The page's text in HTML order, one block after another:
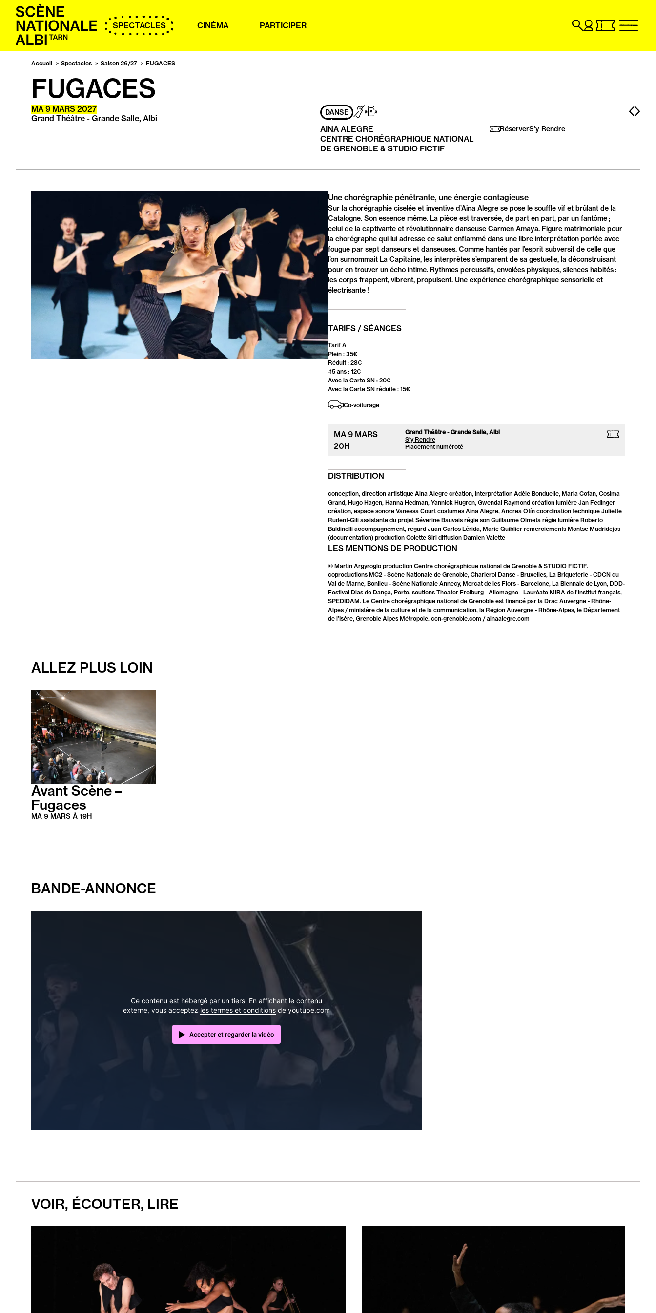
Accueil
SPECTACLES CINÉMA PARTICIPER Recherche
Compte
Billetteriemenu
Accueil Spectacles Saison 26/27 FUGACES
FUGACES
MA 9 MARS 2027
Grand Théâtre - Grande Salle, Albi
DANSE Adapté
aux
personnes
ayant
les
handicaps
:
Sourds
/
Malentendants
Subpac
AINA ALEGRE
CENTRE CHORÉGRAPHIQUE NATIONAL
DE GRENOBLE & STUDIO FICTIF
RéserverS'y Rendre
PRÉSENTATION
Une chorégraphie pénétrante, une énergie contagieuse
Sur la chorégraphie ciselée et inventive d’Aina Alegre se pose le souffle vif et brûlant de la
Catalogne. Son essence même. La pièce est traversée, de part en part, par un fantôme ;
celui de la captivante et révolutionnaire danseuse Carmen Amaya. Figure matrimoniale pour
la chorégraphe qui lui adresse ce salut enflammé dans une libre interprétation portée avec
fougue par sept danseurs et danseuses. Comme hantés par l’esprit subversif de celle que
l’on surnommait La Capitaine, les interprètes s’emparent de sa gestuelle, la déconstruisant
pour en trouver un écho intime. Rythmes percussifs, envolées physiques, silences habités :
les corps frappent, vibrent, propulsent. Une expérience chorégraphique sensorielle et
électrisante !
TARIFS / SÉANCES
Tarif A
Plein : 35€
Réduit : 28€
-15 ans : 12€
Avec la Carte SN : 20€
Avec la Carte SN réduite : 15€
Co-voiturage
MA 9 MARS
20H
Grand Théâtre - Grande Salle, Albi
S'y Rendre
Placement numéroté
DISTRIBUTION
conception, direction artistique Aina Alegre création, interprétation Adèle Bonduelle, Maria Cofan, Cosima
Grand, Hugo Hagen, Hanna Hedman, Yannick Hugron, Gwendal Raymond création lumière Jan Fedinger
création, espace sonore Vanessa Court costumes Aina Alegre, Andrea Otín coordination technique Juliette
Rudent-Gili assistante du projet Séverine Bauvais régie son Guillaume Olmeta régie lumière Roberto
Baldinelli accompagnement, regard Juan Carlos Lérida, Marie Quiblier remerciements Montse Madridejos
(documentation) production Colette Siri diffusion Damien Valette
LES MENTIONS DE PRODUCTION
© Martin Argyroglo production Centre chorégraphique national de Grenoble & STUDIO FICTIF.
coproductions MC2 - Scène Nationale de Grenoble, Charleroi Danse - Bruxelles, La Briqueterie - CDCN du
Val de Marne, Bonlieu - Scène Nationale Annecy, Mercat de les Flors - Barcelone, La Biennale de Lyon, DDD-
Festival Dias de Dança, Porto. soutiens Theater Freiburg - Allemagne - Lauréate MIRA de l’Institut français,
SPEDIDAM. Le Centre chorégraphique national de Grenoble est financé par la Drac Auvergne - Rhône-
Alpes / ministère de la culture et de la communication, la Région Auvergne - Rhône-Alpes, le Département
de l’Isère, Grenoble Alpes Métropole. ccn-grenoble.com / ainaalegre.com
ALLEZ PLUS LOIN
Avant Scène –
Fugaces
MA 9 MARS À 19H
En
savoir
plus
BANDE-ANNONCE
Ce contenu est hébergé par un tiers. En affichant le contenu
externe, vous acceptez les termes et conditionsde youtube.com
Accepter et regarder la vidéo
VOIR, ÉCOUTER, LIRE